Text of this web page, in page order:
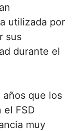
utilizada por
sus
durante el
años que los
el FSD
muy